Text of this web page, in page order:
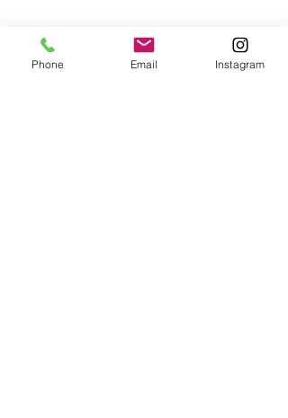
Phone Email Instagram